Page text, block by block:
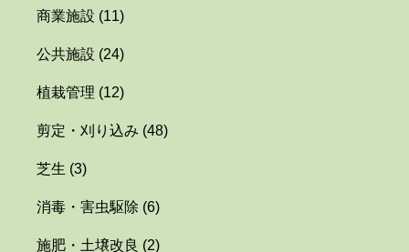
商業施設 (11)
公共施設 (24)
植栽管理 (12)
剪定・刈り込み (48)
芝生 (3)
消毒・害虫駆除 (6)
施肥・土壌改良 (2)